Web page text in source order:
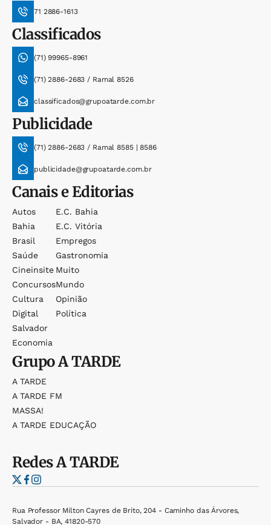
71 2886-1613
Classificados
(71) 99965-8961
(71) 2886-2683 / Ramal 8526
classificados@grupoatarde.com.br
Publicidade
(71) 2886-2683 / Ramal 8585 | 8586
publicidade@grupoatarde.com.br
Canais e Editorias
Autos
Bahia
Brasil
Saúde
Cineinsite
Concursos
Cultura
Digital
Salvador
Economia
E.c. Bahia
E.c. Vitória
Empregos
Gastronomia
Muito
Mundo
Opinião
Política
GrupoA TARDE
A TARDE
A TARDE FM
MASSA!
A TARDE EDUCAÇÃO
RedesA TARDE
Rua Professor Milton Cayres de Brito, 204 - Caminho das Árvores,
Salvador - BA, 41820-570